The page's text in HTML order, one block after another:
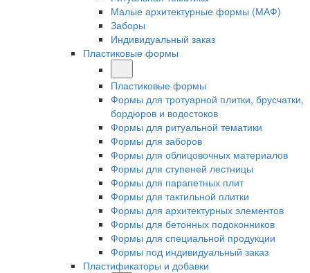
Малые архитектурные формы (МАФ)
Заборы
Индивидуальный заказ
Пластиковые формы
Пластиковые формы
Формы для тротуарной плитки, брусчатки,
бордюров и водостоков
Формы для ритуальной тематики
Формы для заборов
Формы для облицовочных материалов
Формы для ступеней лестницы
Формы для парапетных плит
Формы для тактильной плитки
Формы для архитектурных элементов
Формы для бетонных подоконников
Формы для специальной продукции
Формы под индивидуальный заказ
Пластификаторы и добавки